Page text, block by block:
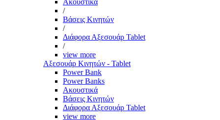
Ακουστικά
/
Βάσεις Κινητών
/
Διάφορα Αξεσουάρ Tablet
/
view more
Αξεσουάρ Κινητών - Tablet
Power Bank
Power Banks
Ακουστικά
Βάσεις Κινητών
Διάφορα Αξεσουάρ Tablet
view more